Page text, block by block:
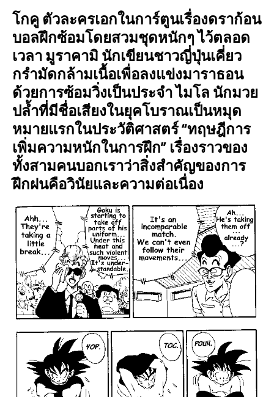
โกคู ตัวละครเอกในการ์ตูนเรื่องดราก้อน
บอลฝึกซ้อมโดยสวมชุดหนักๆ ไว้ตลอด
เวลา มูราคามิ นักเขียนชาวญี่ปุ่นเคี่ยว
กรำมัดกล้ามเนื้อเพื่อลงแข่งมาราธอน
ด้วยการซ้อมวิ่งเป็นประจำ ไมโล นักมวย
ปล้ำที่มีชื่อเสียงในยุคโบราณเป็นหมุด
หมายแรกในประวัติศาสตร์“ทฤษฎีการ
เพิ่มความหนักในการฝึก” เรื่องราวของ
ทั้งสามคนบอกเราว่าสิ่งสำคัญของการ
ฝึกฝนคือวินัยและความต่อเนื่อง